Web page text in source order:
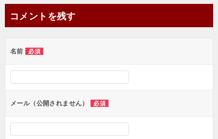
ビ
ー
シ
ョ
ン
コメントを残す
名前 必須
メール（公開されません） 必須